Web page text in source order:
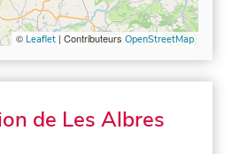
© Leaflet| Contributeurs OpenStreetMap
de Les Albres